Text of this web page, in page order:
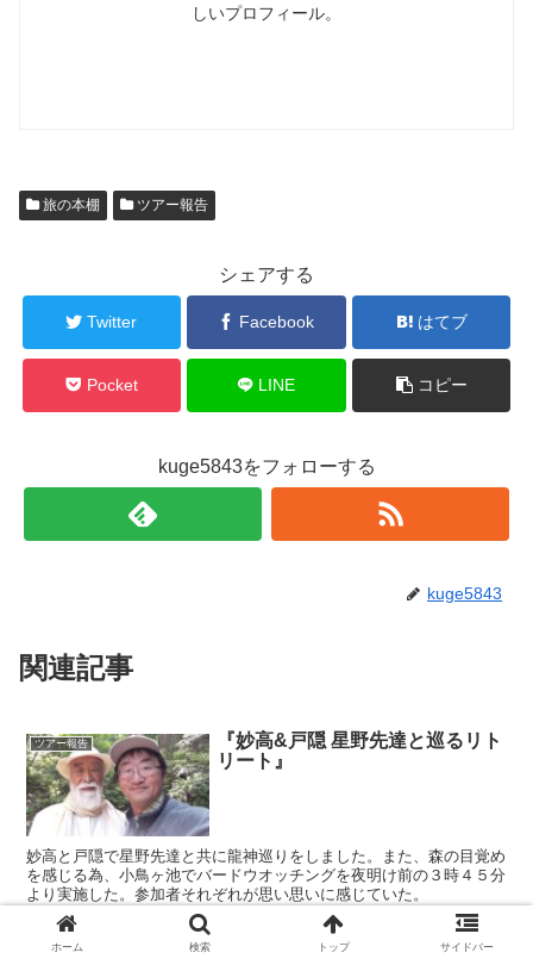
しいプロフィール。
旅の本棚 ツアー報告
シェアする
Twitter Facebook はてブ
Pocket LINE コピー
kuge5843をフォローする
kuge5843
関連記事
ツアー報告
『妙高&戸隠 星野先達と巡るリト
リート』
妙高と戸隠で星野先達と共に龍神巡りをしました。また、森の目覚め
を感じる為、小鳥ヶ池でバードウオッチングを夜明け前の３時４５分
より実施した。参加者それぞれが思い思いに感じていた。
ホーム 検索 トップ サイドバー